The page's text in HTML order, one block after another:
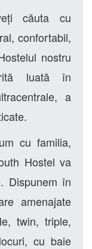
căuta cu
confortabil,
nostru
luată în
a
cu familia,
Hostel va
Dispunem în
amenajate
twin, triple,
cu baie